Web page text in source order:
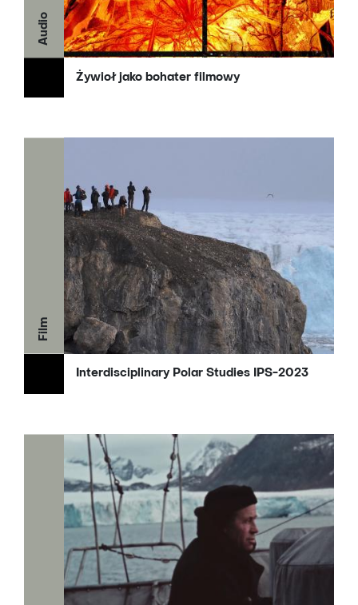
Audio
Żywioł jako bohater filmowy
Film
Interdisciplinary Polar Studies IPS-2023